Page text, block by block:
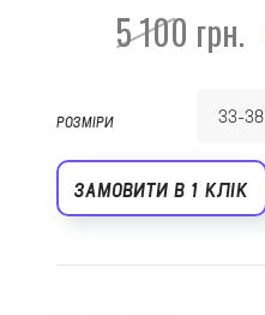
5 100 грн.
РОЗМІРИ
ЗАМОВИТИ В 1 КЛІК